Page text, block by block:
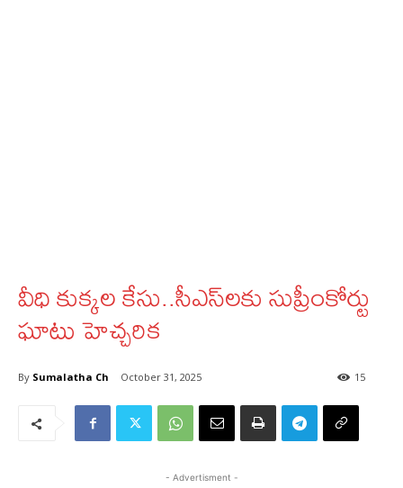
వీధి కుక్కల కేసు..సీఎస్‌లకు సుప్రీంకోర్టు
ఘాటు హెచ్చరిక
By Sumalatha Ch October 31, 2025 15
- Advertisment -